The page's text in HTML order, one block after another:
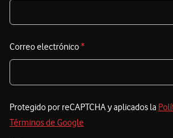
Correo electrónico*
Protegido por reCAPTCHA y aplicados la
Términos de Google